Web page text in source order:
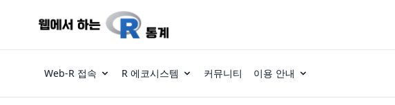
Web-R 접속 R 에코시스템 커뮤니티 이용 안내